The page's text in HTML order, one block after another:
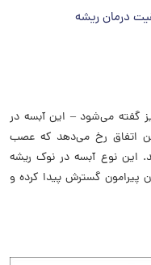
درمان ریشه
گفته می‌شود – این آبسه در
اتفاق رخ می‌دهد که عصب
این نوع آبسه در نوک ریشه
گسترش پیدا کرده و